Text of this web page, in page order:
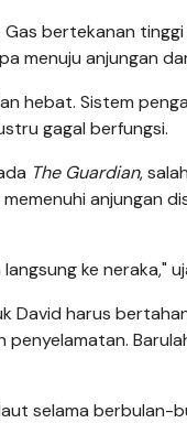
bertekanan
menuju anjungan
hebat. Sistem
gagal berfungsi.
The Guardian,
anjungan
ke neraka,"
David harus
selama berbulan-